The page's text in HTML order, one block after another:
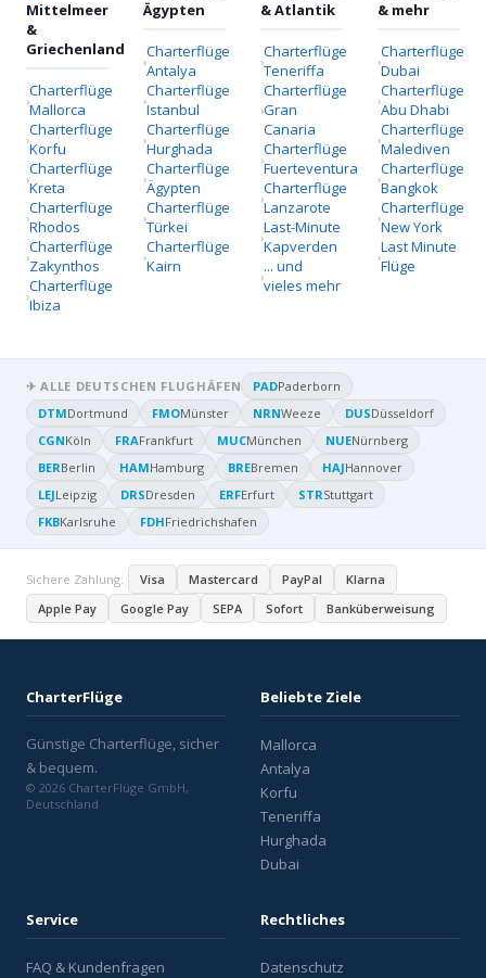
Mittelmeer
&
Griechenland
Charterflüge
Mallorca
Charterflüge
Korfu
Charterflüge
Kreta
Charterflüge
Rhodos
Charterflüge
Zakynthos
Charterflüge
Ibiza
Ägypten
Charterflüge
Antalya
Charterflüge
Istanbul
Charterflüge
Hurghada
Charterflüge
Ägypten
Charterflüge
Türkei
Charterflüge
Kairn
& Atlantik
Charterflüge
Teneriffa
Charterflüge
Gran
Canaria
Charterflüge
Fuerteventura
Charterflüge
Lanzarote
Last-Minute
Kapverden
... und
vieles mehr
& mehr
Charterflüge
Dubai
Charterflüge
Abu Dhabi
Charterflüge
Malediven
Charterflüge
Bangkok
Charterflüge
New York
Last Minute
Flüge
✈ ALLE DEUTSCHEN FLUGHÄFEN PADPaderborn
DTMDortmund FMOMünster NRNWeeze DUSDüsseldorf
CGNKöln FRAFrankfurt MUCMünchen NUENürnberg
BERBerlin HAMHamburg BREBremen HAJHannover
LEJLeipzig DRSDresden ERFErfurt STRStuttgart
FKBKarlsruhe FDHFriedrichshafen
Sichere Zahlung: Visa Mastercard PayPal
Klarna
Apple Pay
Google Pay SEPA Sofort Banküberweisung
CharterFlüge
Günstige Charterflüge, sicher
& bequem.
© 2026 CharterFlüge GmbH,
Deutschland
Beliebte Ziele
Mallorca
Antalya
Korfu
Teneriffa
Hurghada
Dubai
Service
FAQ & Kundenfragen
Rechtliches
Datenschutz